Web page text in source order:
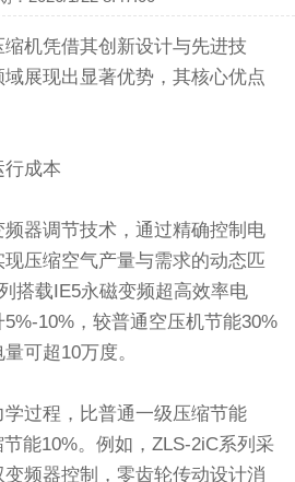
机凭借其创新设计与先进技
展现出显著优势，其核心优点
行成本
器调节技术，通过精确控制电
压缩空气产量与需求的动态匹
搭载IE5永磁变频超高效率电
10%，较普通空压机节能30%
可超10万度。
过程，比普通一级压缩节能
能10%。例如，ZLS-2iC系列采
频器控制，零齿轮传动设计消